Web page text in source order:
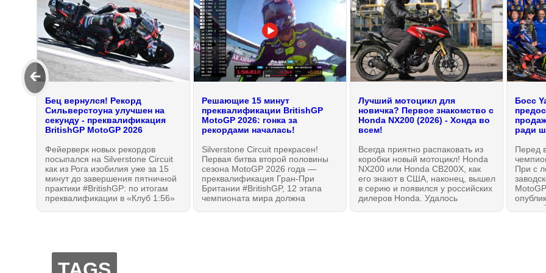
🡰
Бец вернулся! Рекорд
Сильверстоуна улучшен на
секунду - преквалификация
BritishGP MotoGP 2026
Фейерверк новых рекордов
посыпался на Silverstone Circuit
как из Рога изобилия уже за 15
минут до завершения пятничной
практики #BritishGP: по итогам
преквалификации в «Клуб 1:56»
субботу?! ТОП-10 прошедших в
квалификацию Q2 MotoGP.
Решающие 15 минут
преквалификации BritishGP
MotoGP 2026: гонка за
рекордами началась!
Silverstone Circuit прекрасен!
Первая битва второй половины
сезона MotoGP 2026 года —
преквалификация Гран-При
Британии #BritishGP, 12 этапа
чемпионата мира должна
Лучший мотоцикл для
новичка? Первое знакомство с
Honda NX200 (2026) - Хонда во
всем!
Всегда приятно распаковать из
коробки новый мотоцикл! Honda
NX200 или Honda CB200X, как
его знают в США, наконец, вышел
в серию и появился у российских
дилеров Honda. Удалось
Босс
ради
Перед
При с
видео-